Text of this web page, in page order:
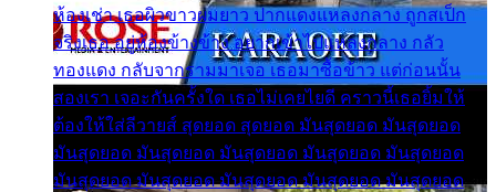
ห้องเช่า เธอผิวขาวผมยาว ปากแดงแหลงกลาง ถูกสเป็ก
จริงเธอ อยู่ห้องข้างข้าง อยากเข้าไปแหลงกลาง กลัว
ทองแดง กลับจากรามมาเจอ เธอมาซื้อข้าว แต่ก่อนนั้น
สองเรา เจอะกันครั้งใด เธอไม่เคยไยดี คราวนี้เธอยิ้มให้
ต้องให้ใส่ลีวายส์ สุดยอด สุดยอด มันสุดยอด มันสุดยอด
มันสุดยอด มันสุดยอด มันสุดยอด มันสุดยอด มันสุดยอด
มันสุดยอด มันสุดยอด มันสุดยอด มันสุดยอด มันสุดยอด